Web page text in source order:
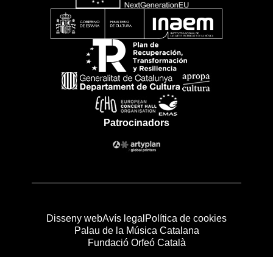
Patrocinadors
Disseny webAvís legal Política de cookies
Palau de la Música Catalana
Fundació Orfeó Català